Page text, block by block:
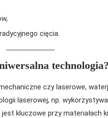
cięcia.
technologia?
czy laserowe,
laserowej, np.
kluczowe przy materiałach